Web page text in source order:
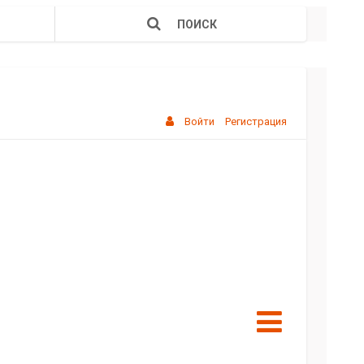
ПОИСК
Войти Регистрация